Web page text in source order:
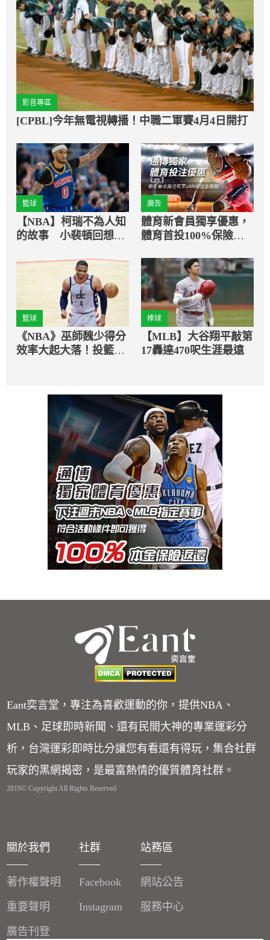
影音專區
[CPBL]今年無電視轉播！中職二軍賽4月4日開打
籃球
【NBA】柯瑞不為人知
的故事 小裴頓回想自
球的場景
廣告
體育新會員獨享優惠，
體育首投100%保險返
籃球
《NBA》巫師魏少得分
效率大起大落！投籃命
棒球
【MLB】大谷翔平敲第
17轟達470呎生涯最遠
Eant奕言堂，專注為喜歡運動的你，提供NBA、
MLB、足球即時新聞、還有民間大神的專業運彩分
析，台灣運彩即時比分讓您有看還有得玩，集合社群
玩家的黑網揭密，是最富熱情的優質體育社群。
2019© Copyright All Rights Reserved
關於我們
著作權聲明
重要聲明
廣告刊登
社群
Facebook
Instagram
站務區
網站公告
服務中心